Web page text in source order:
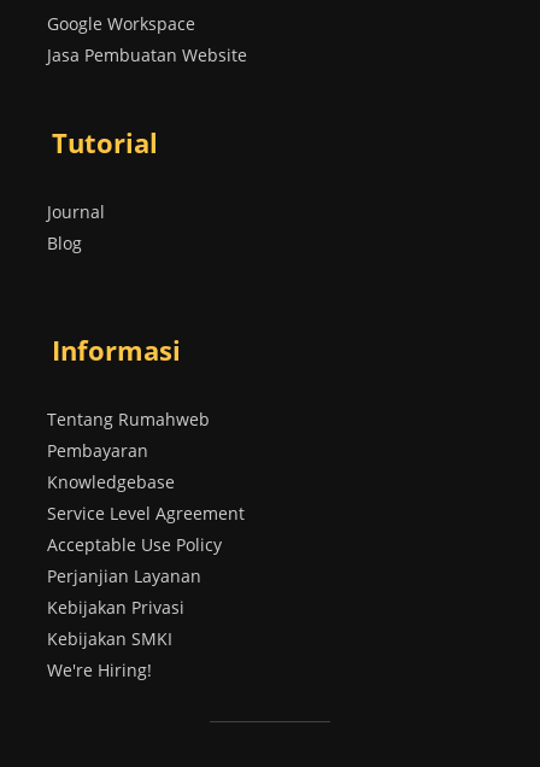
Google Workspace
Jasa Pembuatan Website
Tutorial
Journal
Blog
Informasi
Tentang Rumahweb
Pembayaran
Knowledgebase
Service Level Agreement
Acceptable Use Policy
Perjanjian Layanan
Kebijakan Privasi
Kebijakan SMKI
We're Hiring!